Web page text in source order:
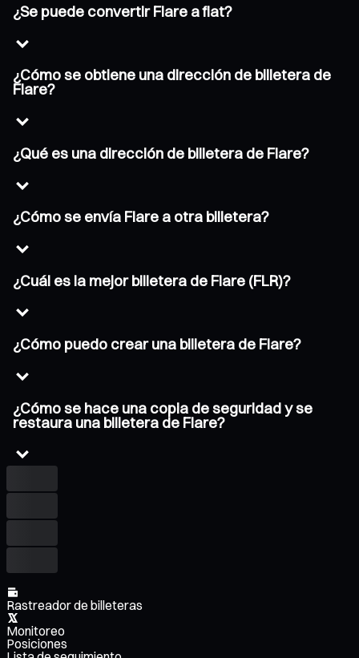
¿Se puede convertir Flare a fiat?
¿Cómo se obtiene una dirección de billetera de
Flare?
¿Qué es una dirección de billetera de Flare?
¿Cómo se envía Flare a otra billetera?
¿Cuál es la mejor billetera de Flare (FLR)?
¿Cómo puedo crear una billetera de Flare?
¿Cómo se hace una copia de seguridad y se
restaura una billetera de Flare?
Rastreador de billeteras
Monitoreo
Posiciones